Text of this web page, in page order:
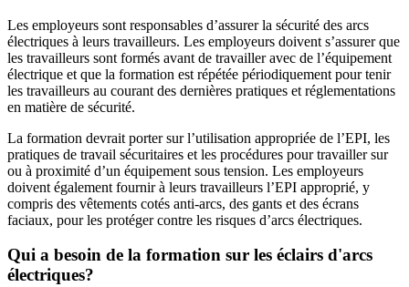
Les employeurs sont responsables d’assurer la sécurité des arcs
électriques à leurs travailleurs. Les employeurs doivent s’assurer que
les travailleurs sont formés avant de travailler avec de l’équipement
électrique et que la formation est répétée périodiquement pour tenir
les travailleurs au courant des dernières pratiques et réglementations
en matière de sécurité.
La formation devrait porter sur l’utilisation appropriée de l’EPI, les
pratiques de travail sécuritaires et les procédures pour travailler sur
ou à proximité d’un équipement sous tension. Les employeurs
doivent également fournir à leurs travailleurs l’EPI approprié, y
compris des vêtements cotés anti-arcs, des gants et des écrans
faciaux, pour les protéger contre les risques d’arcs électriques.
Qui a besoin de la formation sur les éclairs d'arcs
électriques?